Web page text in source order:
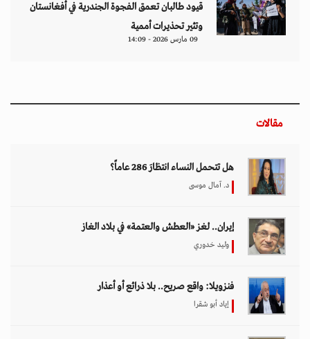
قيود طالبان تعمق الفجوة الجندرية في أفغانستان
وتثير تحذيرات أممية
09 مارس 2026 - 14:09
مقالات
هل تتحمل النساء انتظارَ 286 عاماً؟
د. آمال موسى
إيران.. لغز «العطش والعتمة» في بلاد الغاز
وليد خدوري
فنزويلا: واقع صريح.. بلا ذرائع أو أعذار
إياد أبو شقرا